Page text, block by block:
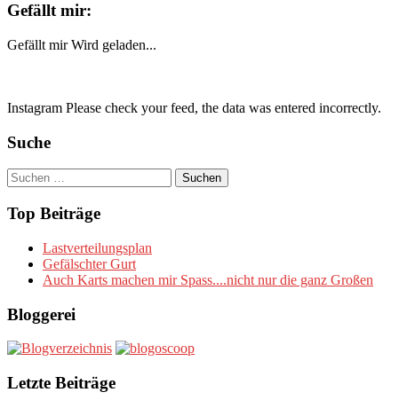
Gefällt mir:
Gefällt mir Wird geladen...
Instagram Please check your feed, the data was entered incorrectly.
Suche
Suchen
nach:
Top Beiträge
Lastverteilungsplan
Gefälschter Gurt
Auch Karts machen mir Spass....nicht nur die ganz Großen
Bloggerei
Letzte Beiträge